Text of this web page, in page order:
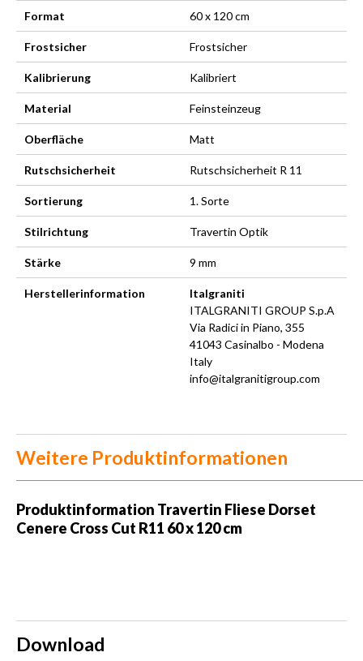
Format 60 x 120 cm
Frostsicher Frostsicher
Kalibrierung Kalibriert
Material Feinsteinzeug
Oberfläche Matt
Rutschsicherheit Rutschsicherheit R 11
Sortierung 1. Sorte
Stilrichtung Travertin Optik
Stärke 9 mm
Herstellerinformation
Italgraniti
ITALGRANITI GROUP S.p.A
Via Radici in Piano, 355
41043 Casinalbo - Modena
Italy
info@italgranitigroup.com
Weitere Produktinformationen
Produktinformation Travertin Fliese Dorset
Cenere Cross Cut R11 60 x 120 cm
Download